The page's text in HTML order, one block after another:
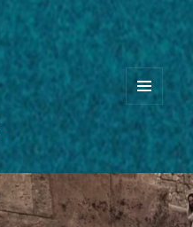
MENU
ET
WIDGETS